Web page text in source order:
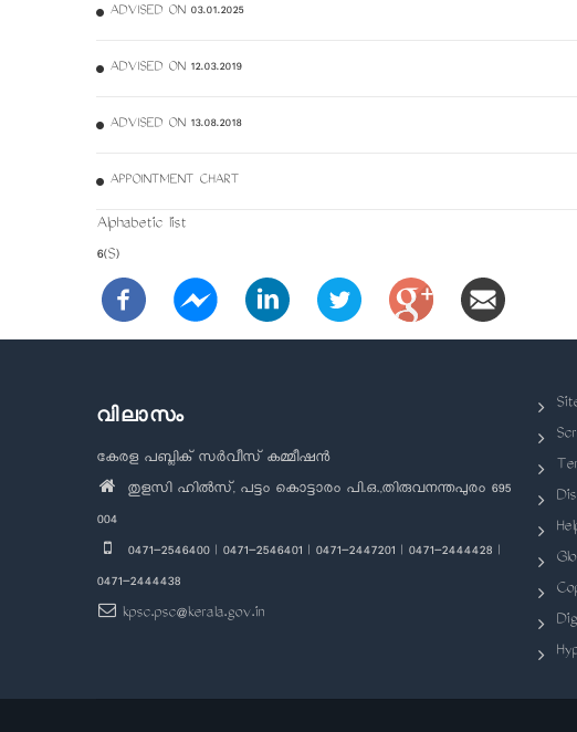
ADVISED ON 03.01.2025
ADVISED ON 12.03.2019
ADVISED ON 13.08.2018
APPOINTMENT CHART
Alphabetic list
6(S)
വിലാസം
കേരള പബ്ലിക് സർവീസ് കമ്മീഷൻ
തുളസി ഹിൽസ്, പട്ടം കൊട്ടാരം പി.ഒ.,തിരുവനന്തപുരം 695
004
0471-2546400 | 0471-2546401 | 0471-2447201 | 0471-2444428 |
0471-2444438
kpsc.psc@kerala.gov.in